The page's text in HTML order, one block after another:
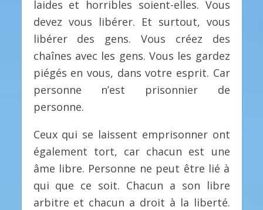
laides et horribles soient-elles. Vous
devez vous libérer. Et surtout, vous
libérer des gens. Vous créez des
chaînes avec les gens. Vous les gardez
piégés en vous, dans votre esprit. Car
personne n’est prisonnier de
personne.
Ceux qui se laissent emprisonner ont
également tort, car chacun est une
âme libre. Personne ne peut être lié à
qui que ce soit. Chacun a son libre
arbitre et chacun a droit à la liberté.